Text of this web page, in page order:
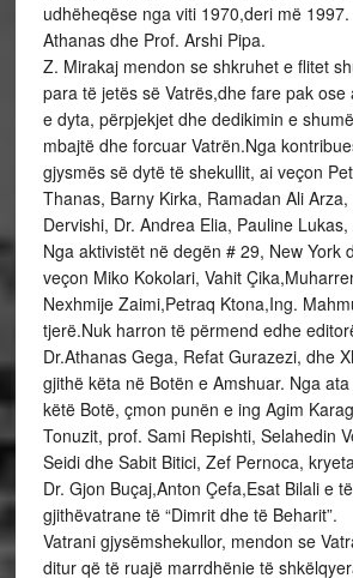
udhëheqëse nga viti 1970,deri më
Athanas dhe Prof. Arshi Pipa.
Z. Mirakaj mendon se shkruhet e flitet
para të jetës së Vatrës,dhe fare pak
e dyta, përpjekjet dhe dedikimin e
mbajtë dhe forcuar Vatrën.Nga
gjysmës së dytë të shekullit, ai veçon
Thanas, Barny Kirka, Ramadan Ali
Dervishi, Dr. Andrea Elia, Pauline
Nga aktivistët në degën # 29, New York
veçon Miko Kokolari, Vahit
Nexhmije Zaimi,Petraq Ktona,Ing.
tjerë.Nuk harron të përmend edhe
Dr.Athanas Gega, Refat Gurazezi, dhe
gjithë këta në Botën e Amshuar. Nga
këtë Botë, çmon punën e ing Agim
Tonuzit, prof. Sami Repishti, Selahedin
Seidi dhe Sabit Bitici, Zef Pernoca,
Dr. Gjon Buçaj,Anton Çefa,Esat Bilali e
gjithëvatrane të “Dimrit dhe të Beharit”.
Vatrani gjysëmshekullor, mendon se
ditur që të ruajë marrdhënie të